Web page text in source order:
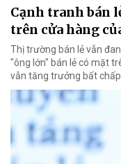
Cạnh tranh bán
trên cửa hàng
Thị trường bán lẻ vẫn
"ông lớn" bán lẻ có mặt
vẫn tăng trưởng bất